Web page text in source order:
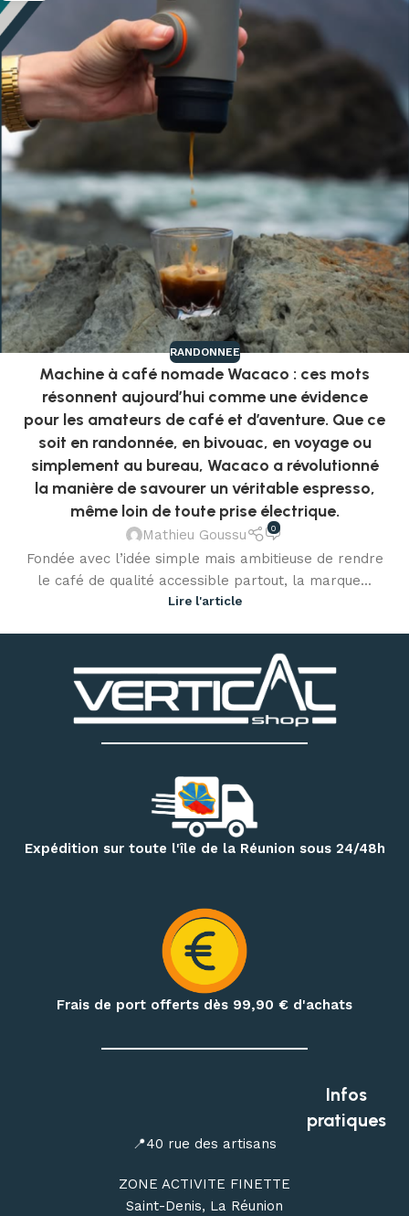
RANDONNEE
Machine à café nomade Wacaco : ces mots
résonnent aujourd’hui comme une évidence
pour les amateurs de café et d’aventure. Que ce
soit en randonnée, en bivouac, en voyage ou
simplement au bureau, Wacaco a révolutionné
la manière de savourer un véritable espresso,
même loin de toute prise électrique.
Mathieu Goussu 0
Fondée avec l’idée simple mais ambitieuse de rendre
le café de qualité accessible partout, la marque...
Lire l'article
Expédition sur toute l'île de la Réunion sous 24/48h
Frais de port offerts dès 99,90 € d'achats
Infos
pratiques
📍40 rue des artisans
ZONE ACTIVITE FINETTE
Saint-Denis, La Réunion